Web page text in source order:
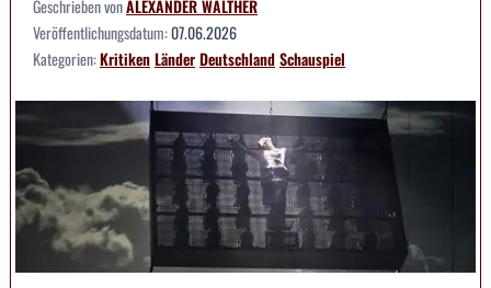
Geschrieben vonALEXANDER WALTHER
Veröffentlichungsdatum:07.06.2026
Kategorien:KritikenLänderDeutschlandSchauspiel